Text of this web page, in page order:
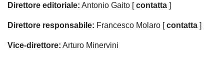
Direttore editoriale: Antonio Gaito [contatta ]
Direttore responsabile: Francesco Molaro [contatta ]
Vice-direttore: Arturo Minervini